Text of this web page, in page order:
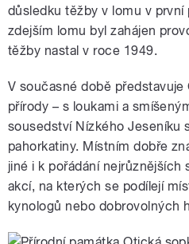
důsledku těžby v lomu v první
zdejším lomu byl zahájen
těžby nastal v roce 1949.
V současné době
přírody – s loukami a
sousedství Nízkého Jeseníku
pahorkatiny. Místním dobře
jiné i k pořádání nejrůznějších
akcí, na kterých se podílejí
kynologů nebo dobrovolných